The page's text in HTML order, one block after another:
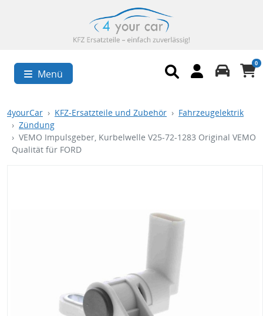
Menü
0
4yourCar KFZ-Ersatzteile und Zubehör
Fahrzeugelektrik
Zündung
VEMO Impulsgeber, Kurbelwelle V25-72-1283 Original VEMO
Qualität für FORD